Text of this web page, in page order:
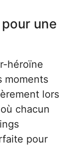
une
héroïne
moments
lors
chacun
pour